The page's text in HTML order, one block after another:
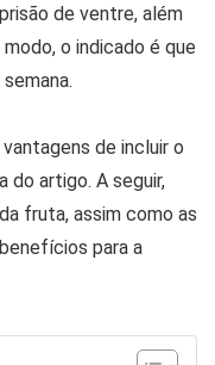
de ventre, além
o indicado é que
de incluir o
do artigo. A seguir,
fruta, assim como as
para a